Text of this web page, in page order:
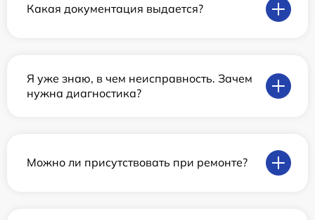
Какая документация выдается?
Я уже знаю, в чем неисправность. Зачем
нужна диагностика?
Можно ли присутствовать при ремонте?